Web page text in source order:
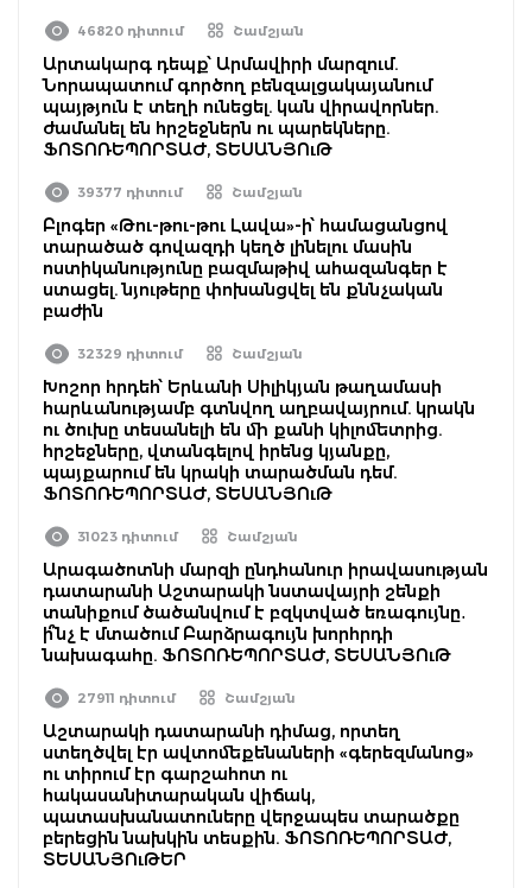
46820 դիտում Շամշյան
Արտակարգ դեպք՝ Արմավիրի մարզում.
Նորապատում գործող բենզալցակայանում
պայթյուն է տեղի ունեցել. կան վիրավորներ.
ժամանել են հրշեջներն ու պարեկները.
ՖՈՏՈՌԵՊՈՐՏԱԺ, ՏԵՍԱՆՅՈւԹ
39377 դիտում Շամշյան
Բլոգեր «Թու-թու-թու Լավա»-ի՝ համացանցով
տարածած գովազդի կեղծ լինելու մասին
ոստիկանությունը բազմաթիվ ահազանգեր է
ստացել. նյութերը փոխանցվել են քննչական
բաժին
32329 դիտում Շամշյան
Խոշոր հրդեհ՝ Երևանի Սիլիկյան թաղամասի
հարևանությամբ գտնվող աղբավայրում. կրակն
ու ծուխը տեսանելի են մի քանի կիլոմետրից.
հրշեջները, վտանգելով իրենց կյանքը,
պայքարում են կրակի տարածման դեմ.
ՖՈՏՈՌԵՊՈՐՏԱԺ, ՏԵՍԱՆՅՈւԹ
31023 դիտում Շամշյան
Արագածոտնի մարզի ընդհանուր իրավասության
դատարանի Աշտարակի նստավայրի շենքի
տանիքում ծածանվում է բզկտված եռագույնը․
ի՞նչ է մտածում Բարձրագույն խորհրդի
նախագահը. ՖՈՏՈՌԵՊՈՐՏԱԺ, ՏԵՍԱՆՅՈւԹ
27911 դիտում Շամշյան
Աշտարակի դատարանի դիմաց, որտեղ
ստեղծվել էր ավտոմեքենաների «գերեզմանոց»
ու տիրում էր գարշահոտ ու
հակասանիտարական վիճակ,
պատասխանատուները վերջապես տարածքը
բերեցին նախկին տեսքին. ՖՈՏՈՌԵՊՈՐՏԱԺ,
ՏԵՍԱՆՅՈւԹԵՐ